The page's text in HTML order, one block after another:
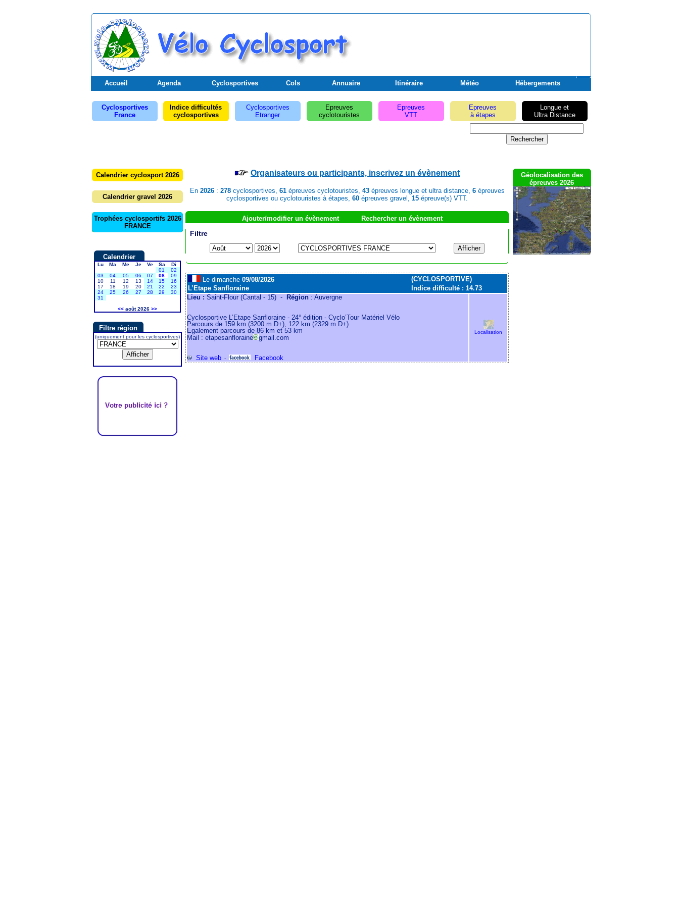
Accueil Agenda Cyclosportives Cols Annuaire Itinéraire Météo Hébergements
Cyclosportives
France
Indice difficultés
cyclosportives
Cyclosportives
Etranger
Epreuves
cyclotouristes
Epreuves
VTT
Epreuves
à étapes
Longue et
Ultra Distance
Calendrier cyclosport 2026
Calendrier gravel 2026
Trophées cyclosportifs 2026
FRANCE
Calendrier
Lu Ma Me Je Ve Sa
Di
01
02
03
04 05 06 07 08
09
10
11 12 13 14 15
16
17
18 19 20 21 22
23
24
25 26 27 28 29
30
31
<< août 2026 >>
Filtre région
(uniquement pour les cyclosportives)
Organisateurs ou participants, inscrivez un évènement
En 2026: 278cyclosportives, 61épreuves cyclotouristes, 43épreuves longue et ultra distance, 6épreuves
cyclosportives ou cyclotouristes à étapes, 60 épreuves gravel, 15 épreuve(s) VTT.
Ajouter/modifier un évènement Rechercher un évènement
Filtre
Le dimanche 09/08/2026
(CYCLOSPORTIVE)
L’Etape Sanfloraine
Indice difficulté : 14.73
Lieu : Saint-Flour (Cantal - 15) - Région : Auvergne
Cyclosportive L’Etape Sanfloraine - 24° édition - Cyclo’Tour Matériel Vélo
Parcours de 159 km (3200 m D+), 122 km (2329 m D+)
Egalement parcours de 86 km et 53 km
Mail : etapesanfloraine
gmail.com
Site web - Facebook
Localisation
Géolocalisation des
épreuves 2026